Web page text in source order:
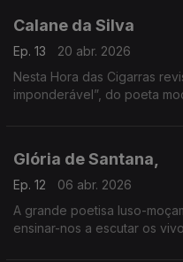
Calane da Silva
Ep. 13
20 abr. 2026
Nesta Hora das Cigarras
imponderável”, do poeta
Glória de Santana,
Ep. 12
06 abr. 2026
A grande poetisa luso-
ensinar-nos a escutar os